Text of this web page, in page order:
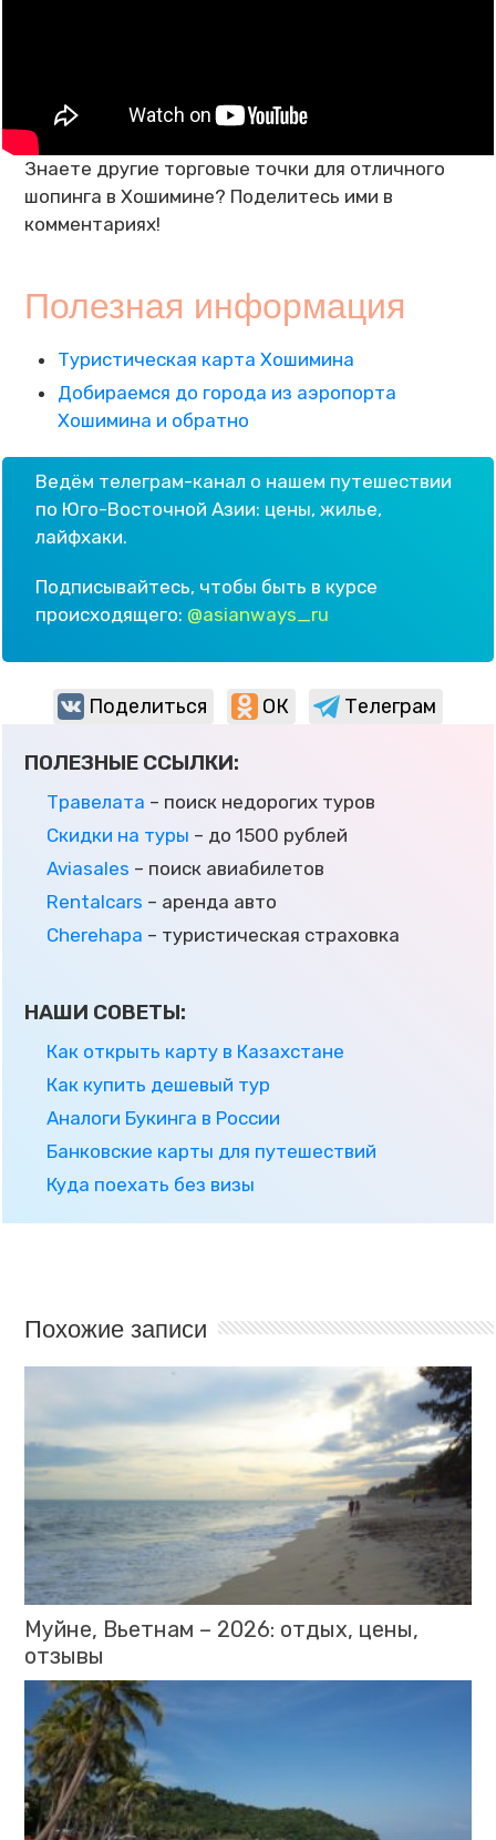
Знаете другие торговые точки для отличного
шопинга в Хошимине? Поделитесь ими в
комментариях!
Полезная информация
Туристическая карта Хошимина
Добираемся до города из аэропорта
Хошимина и обратно
Ведём телеграм-канал о нашем путешествии
по Юго-Восточной Азии: цены, жилье,
лайфхаки.
Подписывайтесь, чтобы быть в курсе
происходящего: @asianways_ru
Поделиться ОК Телеграм
ПОЛЕЗНЫЕ ССЫЛКИ:
Травелата – поиск недорогих туров
Скидки на туры – до 1500 рублей
Aviasales – поиск авиабилетов
Rentalcars – аренда авто
Cherehapa – туристическая страховка
НАШИ СОВЕТЫ:
Как открыть карту в Казахстане
Как купить дешевый тур
Аналоги Букинга в России
Банковские карты для путешествий
Куда поехать без визы
Похожие записи
Муйне, Вьетнам – 2026: отдых, цены,
отзывы